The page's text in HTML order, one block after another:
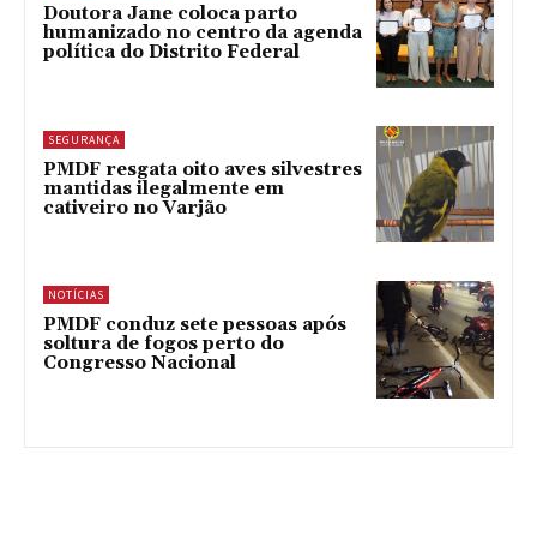
Doutora Jane coloca parto
humanizado no centro da agenda
política do Distrito Federal
SEGURANÇA
PMDF resgata oito aves silvestres
mantidas ilegalmente em
cativeiro no Varjão
NOTÍCIAS
PMDF conduz sete pessoas após
soltura de fogos perto do
Congresso Nacional